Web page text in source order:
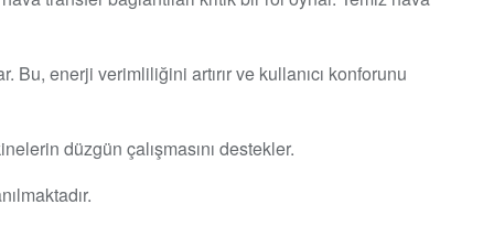
Bu, enerji verimliliğini artırır ve kullanıcı konforunu
düzgün çalışmasını destekler.